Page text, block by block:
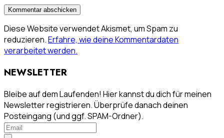
Diese Website verwendet Akismet, um Spam zu
reduzieren.Erfahre, wie deine Kommentardaten
verarbeitet werden.
NEWSLETTER
Bleibe auf dem Laufenden! Hier kannst du dich für meinen
Newsletter registrieren. Überprüfe danach deinen
Posteingang (und ggf. SPAM-Ordner).